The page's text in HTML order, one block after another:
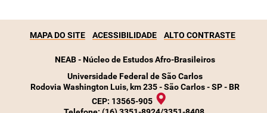
MAPA DO SITE ACESSIBILIDADE ALTO CONTRASTE
NEAB - Núcleo de Estudos Afro-Brasileiros
Universidade Federal de São Carlos
Rodovia Washington Luis, km 235 - São Carlos - SP - BR
CEP: 13565-905